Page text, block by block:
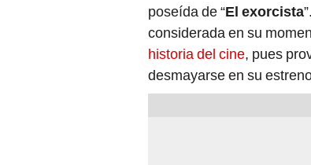
poseída de “El exorcista”.
considerada en su
historia del cine, pues
desmayarse en su